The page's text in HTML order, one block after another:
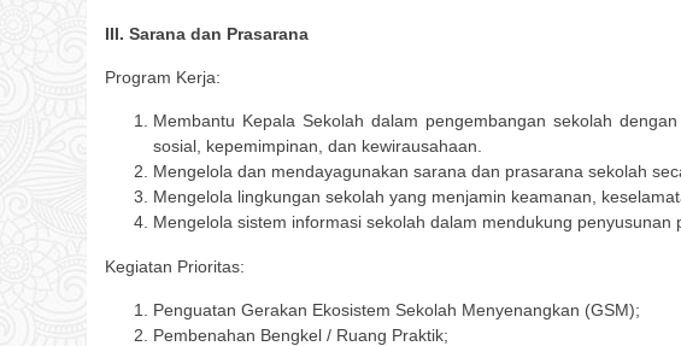
III. Sarana dan Prasarana
Program Kerja:
Membantu Kepala Sekolah dalam pengembangan sekolah
sosial, kepemimpinan, dan kewirausahaan.
Mengelola dan mendayagunakan sarana dan prasarana sekolah
Mengelola lingkungan sekolah yang menjamin keamanan,
Mengelola sistem informasi sekolah dalam mendukung penyusunan
Kegiatan Prioritas:
Penguatan Gerakan Ekosistem Sekolah Menyenangkan (GSM);
Pembenahan Bengkel / Ruang Praktik;